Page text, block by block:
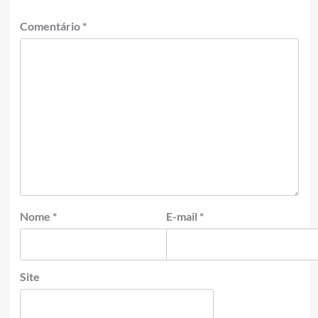
Comentário *
Nome * E-mail *
Site